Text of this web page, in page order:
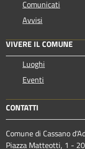
Comunicati
Avvisi
VIVERE IL COMUNE
Luoghi
Eventi
CONTATTI
Comune di Cassano
Piazza Matteotti, 1 -